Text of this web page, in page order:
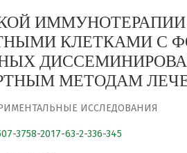
КЛЕТКАМИ С
МЕТОДАМ
ИССЛЕДОВАНИЯ
3758-2017-63-2-336-345